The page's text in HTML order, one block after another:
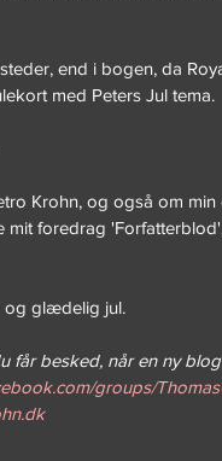
end i bogen, da
med Peters Jul tema.
Krohn, og også om
mit foredrag
og glædelig jul.
besked, når en ny
groups/